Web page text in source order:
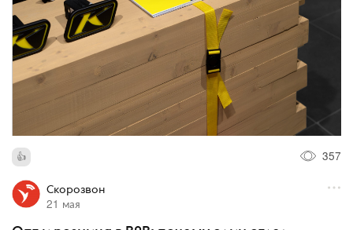
357
Скорозвон
21 мая